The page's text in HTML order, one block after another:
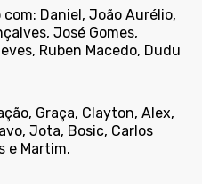
Daniel, João Aurélio,
José Gomes,
Ruben Macedo, Dudu
Graça, Clayton, Alex,
Jota, Bosic, Carlos
e Martim.